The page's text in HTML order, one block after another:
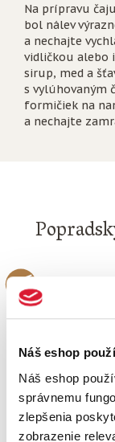
Náš eshop
Náš eshop
správnemu
zlepšenia
zobrazenie
Na prípravu
bol nálev
a nechajte
vidličkou alebo
sirup, med a
s vylúhovaným
formičiek na
a nechajte
Ovocný čaj Višňa,